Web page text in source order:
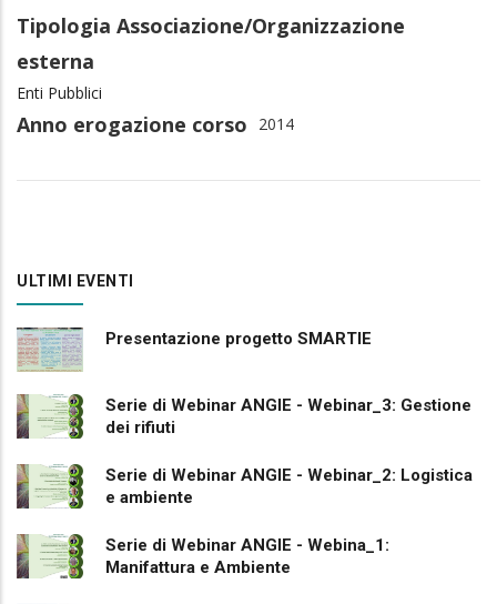
Tipologia Associazione/Organizzazione
esterna
Enti Pubblici
Anno erogazione corso 2014
ULTIMI EVENTI
Presentazione progetto SMARTIE
Serie di Webinar ANGIE - Webinar_3: Gestione
dei rifiuti
Serie di Webinar ANGIE - Webinar_2: Logistica
e ambiente
Serie di Webinar ANGIE - Webina_1:
Manifattura e Ambiente